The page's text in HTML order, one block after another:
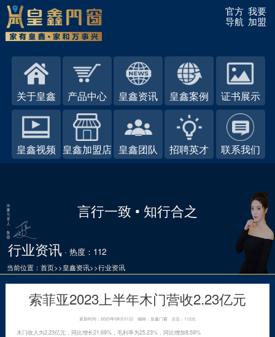
关于皇鑫 产品中心 皇鑫资讯 皇鑫案例 证书展示
皇鑫视频 皇鑫加盟店 皇鑫团队 招聘英才 联系我们
官方
导航
我要
加盟
言行一致 • 知行合之
行业资讯 · 热度：112
当前位置：首页>>皇鑫资讯>>行业资讯
索菲亚2023上半年木门营收2.23亿元
更新时间：2023年08月31日 编辑：皇鑫门窗 点击：112次
木门收入为2.23亿元，同比增长21.69%，毛利率为25.23%，同比增加8.59%